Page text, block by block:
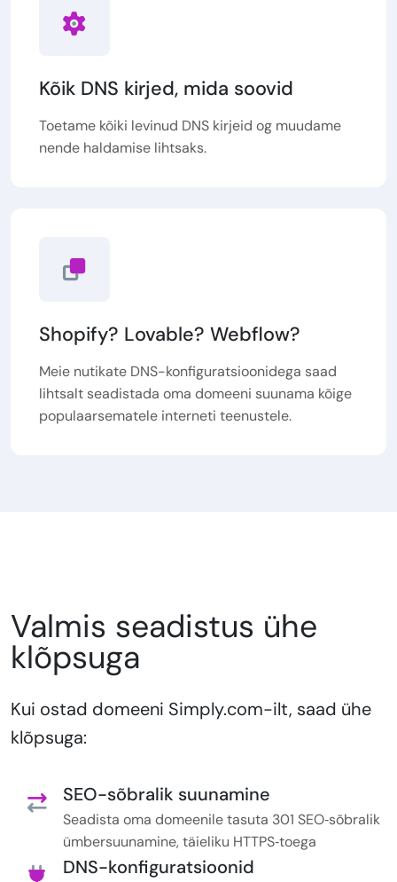
Kõik DNS kirjed, mida soovid
Toetame kõiki levinud DNS kirjeid og muudame
nende haldamise lihtsaks.
Shopify? Lovable? Webflow?
Meie nutikate DNS-konfiguratsioonidega saad
lihtsalt seadistada oma domeeni suunama kõige
populaarsematele interneti teenustele.
Valmis seadistus ühe
klõpsuga
Kui ostad domeeni Simply.com-ilt, saad ühe
klõpsuga:
SEO-sõbralik suunamine
Seadista oma domeenile tasuta 301 SEO‑sõbralik
ümbersuunamine, täieliku HTTPS‑toega
DNS-konfiguratsioonid